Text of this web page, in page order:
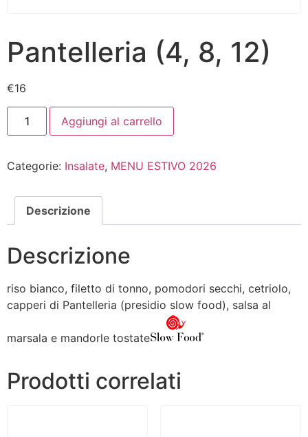
Pantelleria (4, 8, 12)
€16
Aggiungi al carrello
Categorie: Insalate, MENU ESTIVO 2026
Descrizione
Descrizione
riso bianco, filetto di tonno, pomodori secchi, cetriolo,
capperi di Pantelleria (presidio slow food), salsa al
marsala e mandorle tostate
Prodotti correlati